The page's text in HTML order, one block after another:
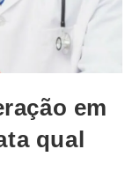
em
qual